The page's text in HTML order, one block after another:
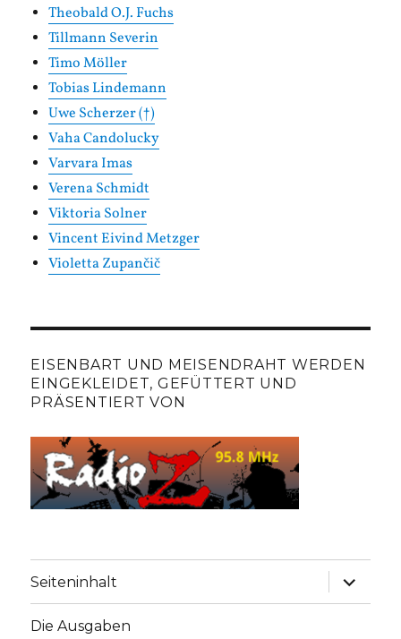
Theobald O.J. Fuchs
Tillmann Severin
Timo Möller
Tobias Lindemann
Uwe Scherzer (†)
Vaha Candolucky
Varvara Imas
Verena Schmidt
Viktoria Solner
Vincent Eivind Metzger
Violetta Zupančič
EISENBART UND MEISENDRAHT WERDEN
EINGEKLEIDET, GEFÜTTERT UND
PRÄSENTIERT VON
Seiteninhalt
Die Ausgaben